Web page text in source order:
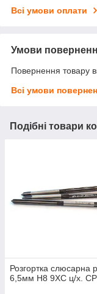
Всі умови оплати
Умови
Повернення товару
Всі умови
Подібні товари
Розгортка слюсарна
6,5мм Н8 9ХС ц/х.